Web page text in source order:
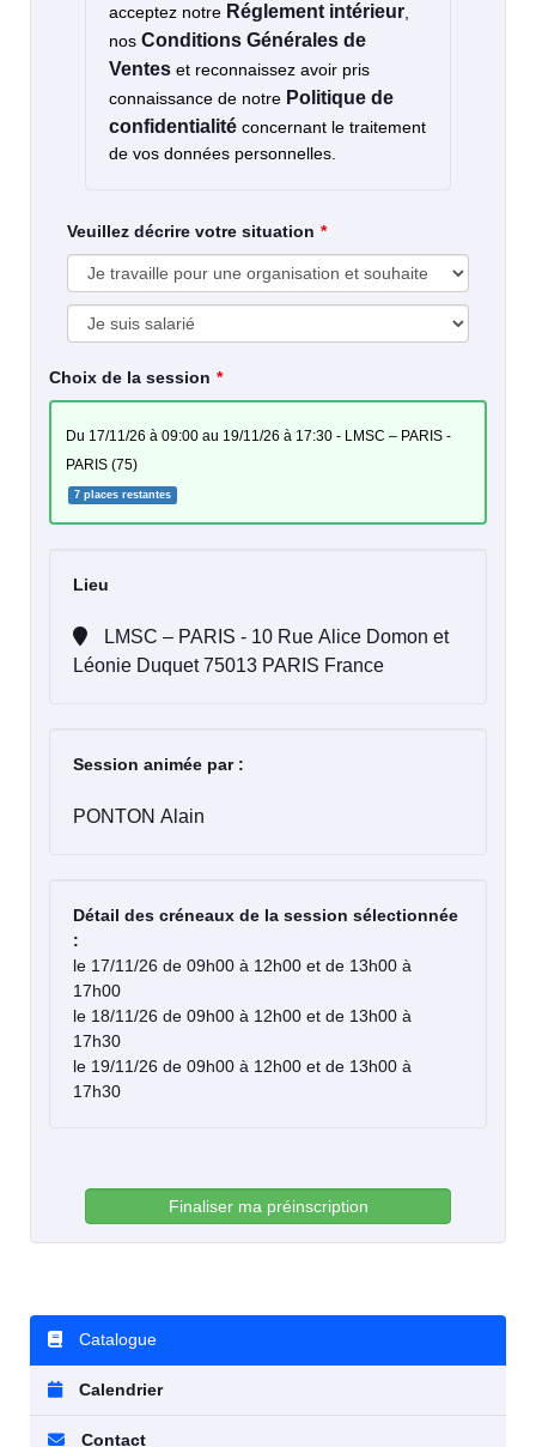
acceptez notre Réglement intérieur,
nos Conditions Générales de
Ventes et reconnaissez avoir pris
connaissance de notre Politique de
confidentialité concernant le traitement
de vos données personnelles.
Veuillez décrire votre situation
Choix de la session
du 17/11/26 à 09:00 au 19/11/26 à 17:30 - LMSC – PARIS -
PARIS (75)
7 places restantes
Lieu
Léonie Duquet 75013 PARIS France
Session animée par :
PONTON Alain
Détail des créneaux de la session sélectionnée
:
le 17/11/26 de 09h00 à 12h00 et de 13h00 à
17h00
le 18/11/26 de 09h00 à 12h00 et de 13h00 à
17h30
le 19/11/26 de 09h00 à 12h00 et de 13h00 à
17h30
Finaliser ma préinscription
Catalogue
Calendrier
Contact